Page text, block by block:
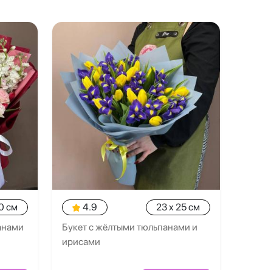
см
4.9
23 x 25 см
Букет с жёлтыми тюльпанами и
ирисами